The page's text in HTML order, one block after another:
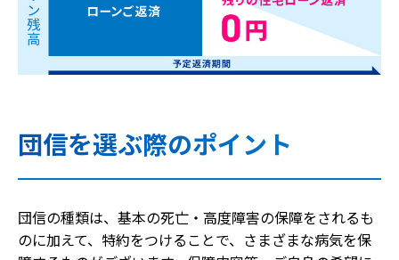
団信を選ぶ際のポイント
団信の種類は、基本の死亡・高度障害の保障をされるも
のに加えて、特約をつけることで、さまざまな病気を保